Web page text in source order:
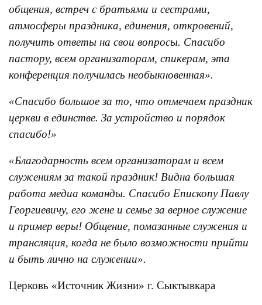
общения, встреч с братьями и сестрами,
атмосферы праздника, единения, откровений,
получить ответы на свои вопросы. Спасибо
пастору, всем организаторам, спикерам, эта
конференция получилась необыкновенная».
«Спасибо большое за то, что отмечаем праздник
церкви в единстве. За устройство и порядок
спасибо!»
«Благодарность всем организаторам и всем
служениям за такой праздник! Видна большая
работа медиа команды. Спасибо Епископу Павлу
Георгиевичу, его жене и семье за верное служение
и пример веры! Общение, помазанные служения и
трансляция, когда не было возможности прийти
и быть лично на служении».
Церковь «Источник Жизни» г. Сыктывкара